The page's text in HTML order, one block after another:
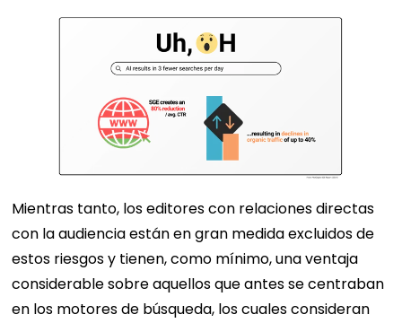
Mientras tanto, los editores con relaciones directas
con la audiencia están en gran medida excluidos de
estos riesgos y tienen, como mínimo, una ventaja
considerable sobre aquellos que antes se centraban
en los motores de búsqueda, los cuales consideran